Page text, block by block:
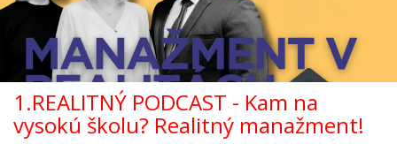
1.REALITNÝ PODCAST - Kam na
vysokú školu? Realitný manažment!